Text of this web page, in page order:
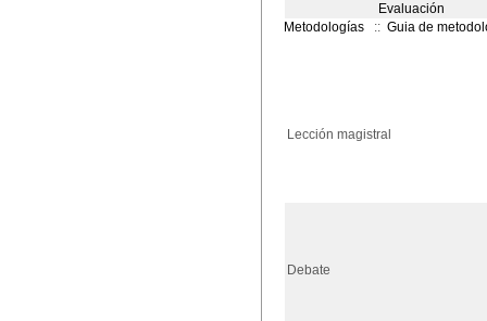
Evaluación
Metodologías
:: Guia de
Lección magistral
Debate